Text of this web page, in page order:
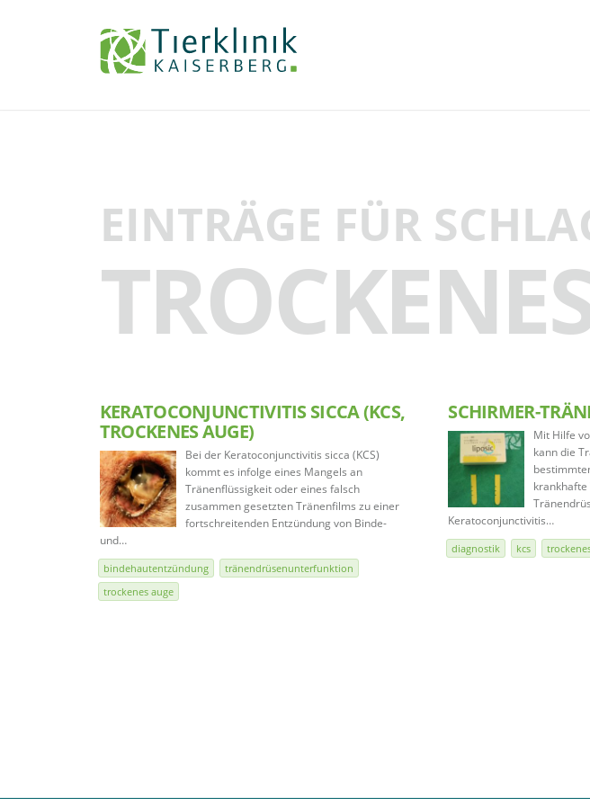
EINTRÄGE FÜR
KERATOCONJUNCTIVITIS SICCA (KCS,
TROCKENES AUGE)
Bei der Keratoconjunctivitis sicca (KCS)
kommt es infolge eines Mangels an
Tränenflüssigkeit oder eines falsch
zusammen gesetzten Tränenfilms zu einer
fortschreitenden Entzündung von Binde-
und…
bindehautentzündung
tränendrüsenunterfunktion
trockenes auge
SCHIRMER-
Mit Hilfe
kann die
Keratoconjunctivitis…
diagnostik kcs